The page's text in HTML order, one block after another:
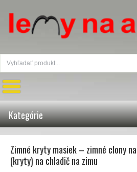
Kategórie
Zimné kryty masiek – zimné clony
(kryty) na chladič na zimu